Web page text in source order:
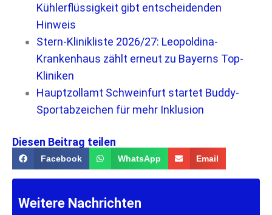
Kühlerflüssigkeit gibt entscheidenden
Hinweis
Stern-Klinikliste 2026/27: Leopoldina-
Krankenhaus zählt erneut zu Bayerns Top-
Kliniken
Hauptzollamt Schweinfurt startet Buddy-
Sportabzeichen für mehr Inklusion
Diesen Beitrag teilen
Facebook WhatsApp Email
Weitere Nachrichten